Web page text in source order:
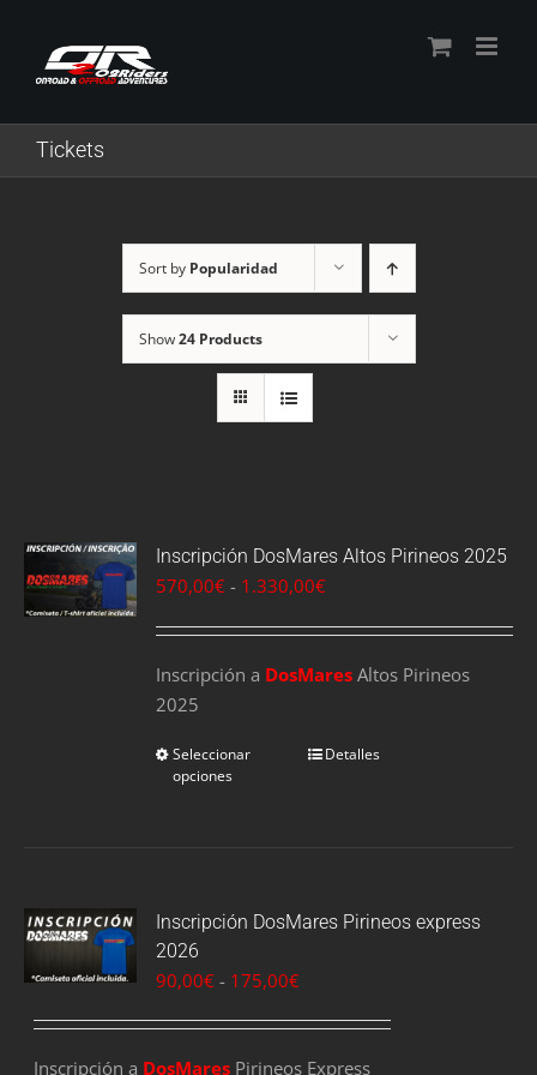
content
Tickets
Sort by Popularidad
Show24 Products
Inscripción DosMares Altos Pirineos 2025
570,00€ - 1.330,00€
precios:
desde
1.330,00€
Inscripción a DosMares Altos Pirineos
2025
Seleccionar
opciones
Detalles
Inscripción DosMares Pirineos express
2026
90,00€ - 175,00€
desde
Inscripción a DosMares Pirineos Express